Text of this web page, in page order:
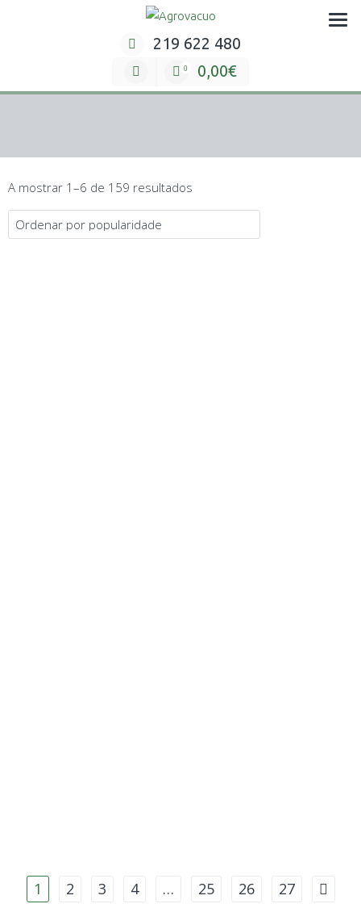
Preparação e embalagem de produtos hortículas
219 622 480
0 0,00€
A mostrar 1–6 de 159 resultados
1 2 3 4 … 25 26 27